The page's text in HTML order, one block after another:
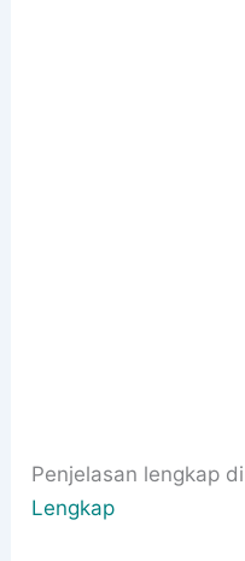
Penjelasan lengkap di
Lengkap